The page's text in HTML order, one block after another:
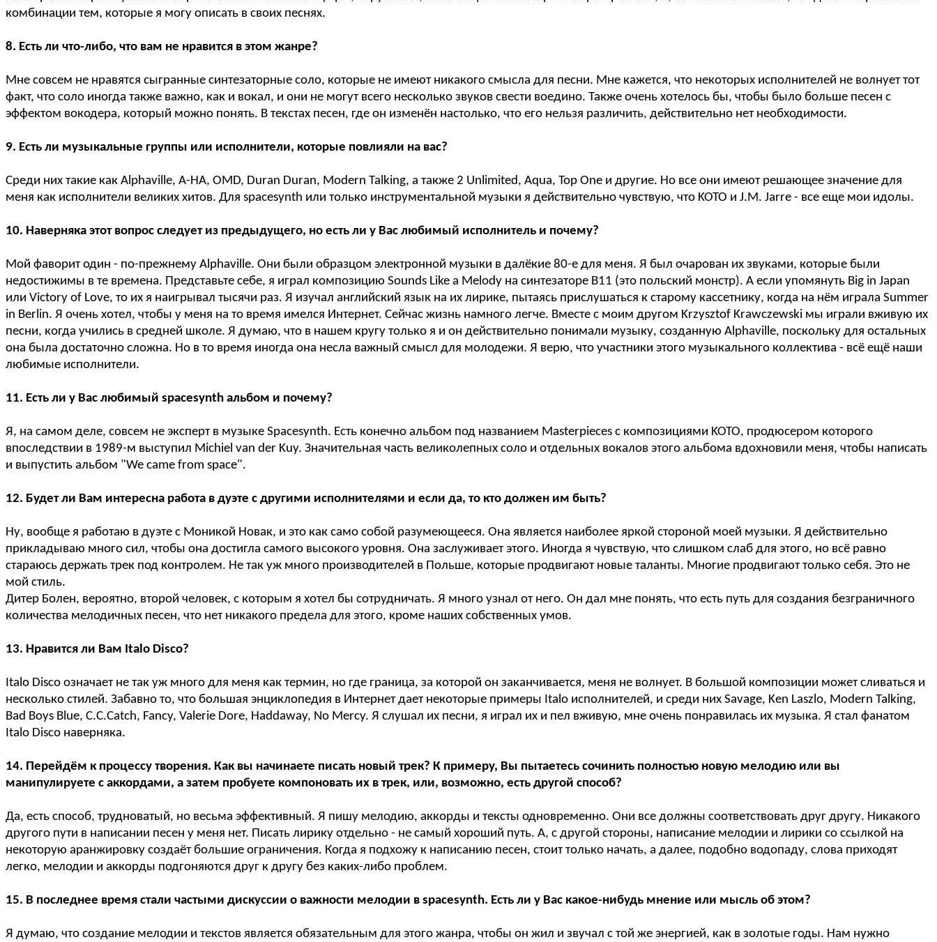
комбинации тем, которые я могу описать в своих песнях.
8. Есть ли что-либо, что вам не нравится в этом жанре?
Мне совсем не нравятся сыгранные синтезаторные соло, которые не имеют никакого смысла для песни. Мне кажется, что некоторых исполнителей не волнует тот
факт, что соло иногда также важно, как и вокал, и они не могут всего несколько звуков свести воедино. Также очень хотелось бы, чтобы было больше песен с
эффектом вокодера, который можно понять. В текстах песен, где он изменён настолько, что его нельзя различить, действительно нет необходимости.
9. Есть ли музыкальные группы или исполнители, которые повлияли на вас?
Среди них такие как Alphaville, A-HA, OMD, Duran Duran, Modern Talking, а также 2 Unlimited, Aqua, Top One и другие. Но все они имеют решающее значение для
меня как исполнители великих хитов. Для spacesynth или только инструментальной музыки я действительно чувствую, что KOTO и J.M. Jarre - все еще мои идолы.
10. Наверняка этот вопрос следует из предыдущего, но есть ли у Вас любимый исполнитель и почему?
Мой фаворит один - по-прежнему Alphaville. Они были образцом электронной музыки в далёкие 80-е для меня. Я был очарован их звуками, которые были
недостижимы в те времена. Представьте себе, я играл композицию Sounds Like a Melody на синтезаторе B11 (это польский монстр). А если упомянуть Big in Japan
или Victory of Love, то их я наигрывал тысячи раз. Я изучал английский язык на их лирике, пытаясь прислушаться к старому кассетнику, когда на нём играла Summer
in Berlin. Я очень хотел, чтобы у меня на то время имелся Интернет. Сейчас жизнь намного легче. Вместе с моим другом Krzysztof Krawczewski мы играли вживую их
песни, когда учились в средней школе. Я думаю, что в нашем кругу только я и он действительно понимали музыку, созданную Alphaville, поскольку для остальных
она была достаточно сложна. Но в то время иногда она несла важный смысл для молодежи. Я верю, что участники этого музыкального коллектива - всё ещё наши
любимые исполнители.
11. Есть ли у Вас любимый spacesynth альбом и почему?
Я, на самом деле, совсем не эксперт в музыке Spacesynth. Есть конечно альбом под названием Masterpieces с композициями KOTO, продюсером которого
впоследствии в 1989-м выступил Michiel van der Kuy. Значительная часть великолепных соло и отдельных вокалов этого альбома вдохновили меня, чтобы написать
и выпустить альбом "We came from space".
12. Будет ли Вам интересна работа в дуэте с другими исполнителями и если да, то кто должен им быть?
Ну, вообще я работаю в дуэте с Моникой Новак, и это как само собой разумеющееся. Она является наиболее яркой стороной моей музыки. Я действительно
прикладываю много сил, чтобы она достигла самого высокого уровня. Она заслуживает этого. Иногда я чувствую, что слишком слаб для этого, но всё равно
стараюсь держать трек под контролем. Не так уж много производителей в Польше, которые продвигают новые таланты. Многие продвигают только себя. Это не
мой стиль.
Дитер Болен, вероятно, второй человек, с которым я хотел бы сотрудничать. Я много узнал от него. Он дал мне понять, что есть путь для создания безграничного
количества мелодичных песен, что нет никакого предела для этого, кроме наших собственных умов.
13. Нравится ли Вам Italo Disco?
Italo Disco означает не так уж много для меня как термин, но где граница, за которой он заканчивается, меня не волнует. В большой композиции может сливаться и
несколько стилей. Забавно то, что большая энциклопедия в Интернет дает некоторые примеры Italo исполнителей, и среди них Savage, Ken Laszlo, Modern Talking,
Bad Boys Blue, C.C.Catch, Fancy, Valerie Dore, Haddaway, No Mercy. Я слушал их песни, я играл их и пел вживую, мне очень понравилась их музыка. Я стал фанатом
Italo Disco наверняка.
14. Перейдём к процессу творения. Как вы начинаете писать новый трек? К примеру, Вы пытаетесь сочинить полностью новую мелодию или вы
манипулируете с аккордами, а затем пробуете компоновать их в трек, или, возможно, есть другой способ?
Да, есть способ, трудноватый, но весьма эффективный. Я пишу мелодию, аккорды и тексты одновременно. Они все должны соответствовать друг другу. Никакого
другого пути в написании песен у меня нет. Писать лирику отдельно - не самый хороший путь. А, с другой стороны, написание мелодии и лирики со ссылкой на
некоторую аранжировку создаёт большие ограничения. Когда я подхожу к написанию песен, стоит только начать, а далее, подобно водопаду, слова приходят
легко, мелодии и аккорды подгоняются друг к другу без каких-либо проблем.
15. В последнее время стали частыми дискуссии о важности мелодии в spacesynth. Есть ли у Вас какое-нибудь мнение или мысль об этом?
Я думаю, что создание мелодии и текстов является обязательным для этого жанра, чтобы он жил и звучал с той же энергией, как в золотые годы. Нам нужно